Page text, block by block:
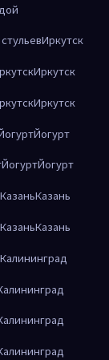
Иркутск
Иркутск
Иркутск
Йогурт
ЙогуртЙогурт
КазаньКазань
КазаньКазань
Калининград